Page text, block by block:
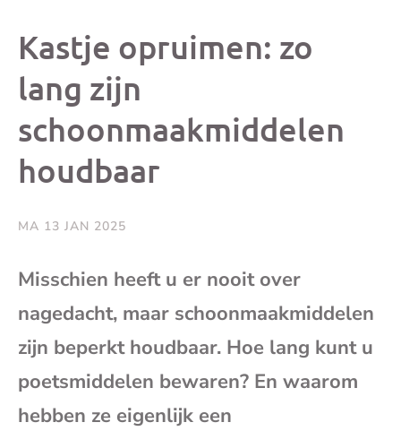
op op op
je
Kastje opruimen: zo
lang zijn
schoonmaakmiddelen
houdbaar
MA 13 JAN 2025
Misschien heeft u er nooit over
nagedacht, maar schoonmaakmiddelen
zijn beperkt houdbaar. Hoe lang kunt u
poetsmiddelen bewaren? En waarom
hebben ze eigenlijk een